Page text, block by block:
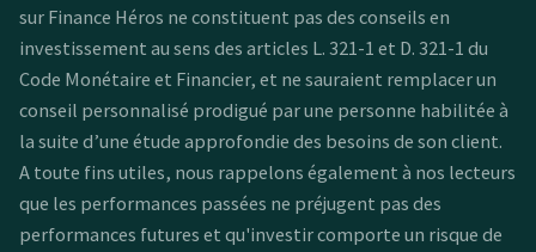
sur Finance Héros ne constituent pas des conseils en
investissement au sens des articles L. 321-1 et D. 321-1 du
Code Monétaire et Financier, et ne sauraient remplacer un
conseil personnalisé prodigué par une personne habilitée à
la suite d’une étude approfondie des besoins de son client.
A toute fins utiles, nous rappelons également à nos lecteurs
que les performances passées ne préjugent pas des
performances futures et qu'investir comporte un risque de